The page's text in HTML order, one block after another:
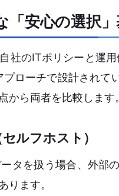
「安心の選択
社のITポリシーと運
ローチで設計されて
から両者を比較します。
ルフホスト）
タを扱う場合、外部
ります。